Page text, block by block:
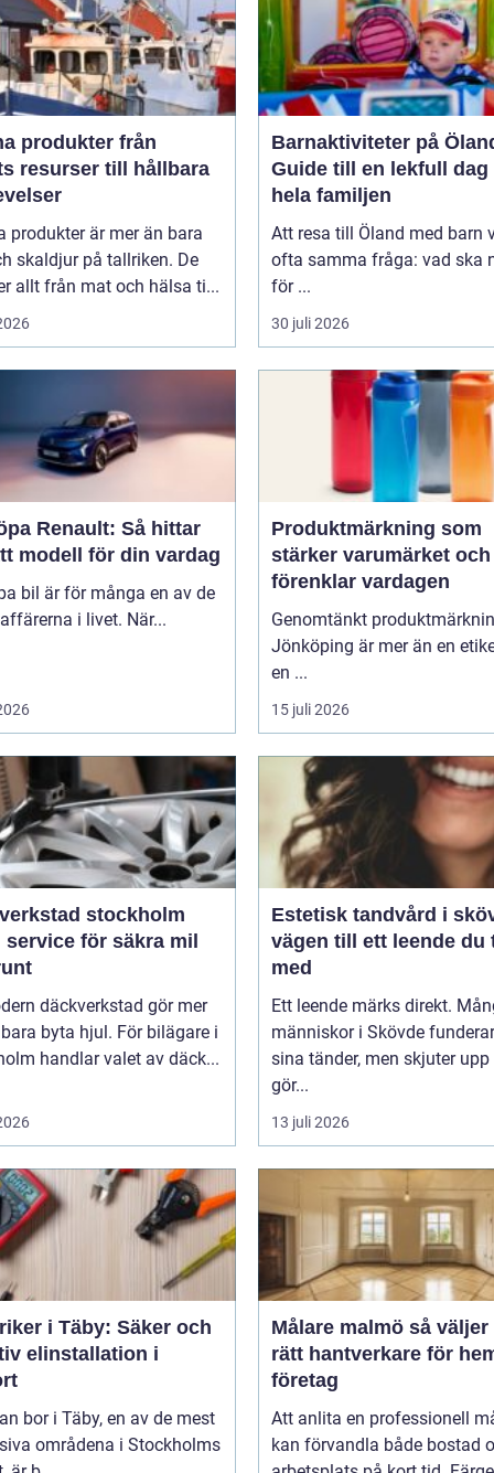
produkter från
resurser till hållbara
produkter är mer än bara
skaldjur på tallriken. De
allt från mat och hälsa ti...
Barnaktiviteter på
Guide till en lekfull dag
hela familjen
Att resa till Öland med barn
ofta samma fråga: vad ska
för ...
30 juli 2026
Renault: Så hittar
modell för din vardag
bil är för många en av de
i livet. När...
Produktmärkning som
stärker varumärket och
förenklar vardagen
Genomtänkt
Jönköping är mer än en
en ...
15 juli 2026
stockholm
service för säkra mil
däckverkstad gör mer
byta hjul. För bilägare i
handlar valet av däck...
Estetisk tandvård i
vägen till ett leende du
med
Ett leende märks direkt.
människor i Skövde
sina tänder, men skjuter
gör...
13 juli 2026
i Täby: Säker och
elinstallation i
bor i Täby, en av de mest
områdena i Stockholms
Målare malmö så väljer du
rätt hantverkare för
företag
Att anlita en professionell
kan förvandla både bostad